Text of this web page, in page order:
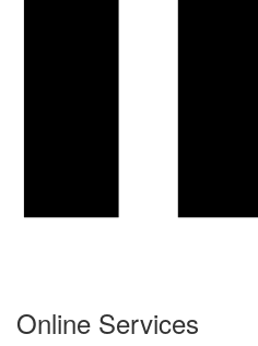
Online Services